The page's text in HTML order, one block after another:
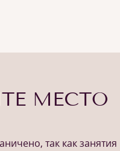
МЕСТО
так как занятия